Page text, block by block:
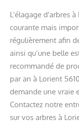
L'élagage d'arbres
courante mais
régulièrement afin
ainsi qu’une belle
recommandé de
par an à Lorient
demande une vraie
Contactez notre
sur vos arbres à